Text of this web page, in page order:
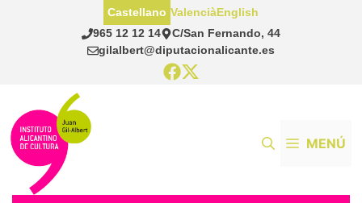
965 12 12 14
C/San Fernando, 44
gilalbert@diputacionalicante.es
Castellano ValenciàEnglish
MENÚ